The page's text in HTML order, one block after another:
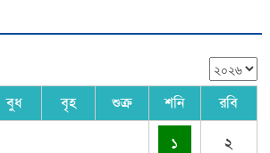
বুধ বৃহ শুক্র শনি রবি
১ ২